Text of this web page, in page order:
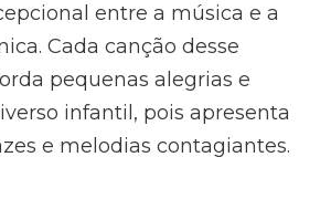
entre a música e a
Cada canção desse
pequenas alegrias e
infantil, pois apresenta
e melodias contagiantes.